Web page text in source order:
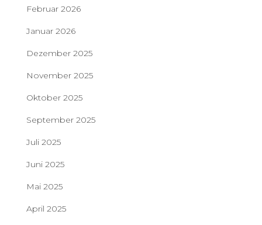
Februar 2026
Januar 2026
Dezember 2025
November 2025
Oktober 2025
September 2025
Juli 2025
Juni 2025
Mai 2025
April 2025